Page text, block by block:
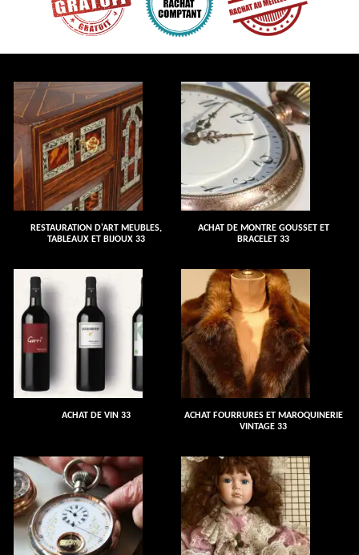
RESTAURATION D'ART MEUBLES,
TABLEAUX ET BIJOUX 33
ACHAT DE MONTRE GOUSSET ET
BRACELET 33
ACHAT DE VIN 33
ACHAT FOURRURES ET MAROQUINERIE
VINTAGE 33